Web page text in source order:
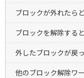
ブロックが外れたら
ブロックを解除する
外したブロックが戻
他のブロック解除ワ